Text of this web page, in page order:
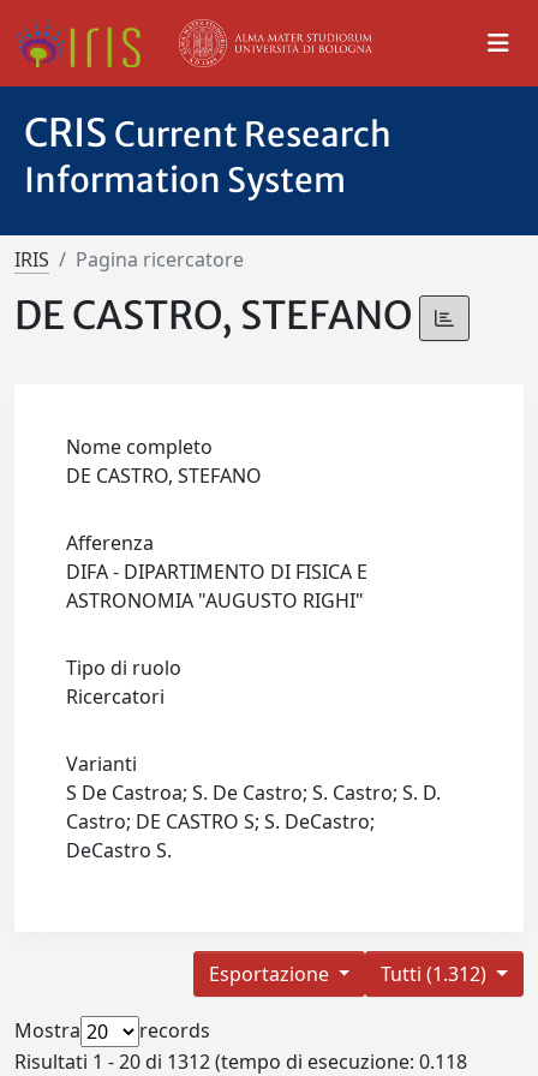
CRIS Current Research
Information System
IRIS Pagina ricercatore
DE CASTRO, STEFANO
Nome completo
DE CASTRO, STEFANO
Afferenza
DIFA - DIPARTIMENTO DI FISICA E
ASTRONOMIA "AUGUSTO RIGHI"
Tipo di ruolo
Ricercatori
Varianti
S De Castroa; S. De Castro; S. Castro; S. D.
Castro; DE CASTRO S; S. DeCastro;
DeCastro S.
Tutti (1.312)
Esportazione
Mostra
records
Risultati 1 - 20 di 1312 (tempo di esecuzione: 0.118